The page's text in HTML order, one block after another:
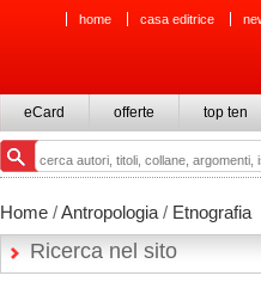
home casa editrice
eCard offerte top ten
Home /Antropologia / Etnografia
Ricerca nel sito